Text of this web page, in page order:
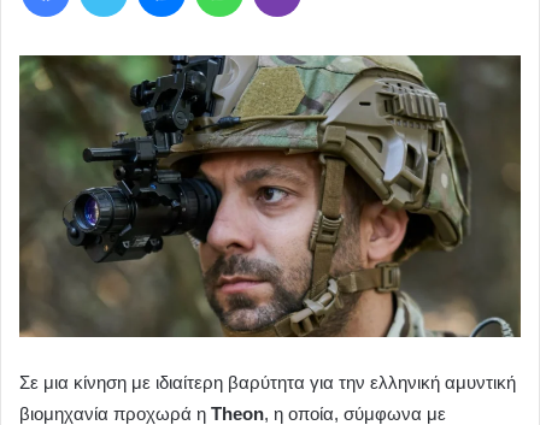
Σε μια κίνηση με ιδιαίτερη βαρύτητα για την ελληνική αμυντική
βιομηχανία προχωρά η Theon, η οποία, σύμφωνα με